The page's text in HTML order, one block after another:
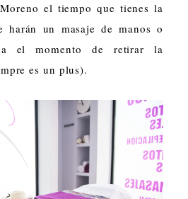
el tiempo que tienes la
harán un masaje de manos o
el momento de retirar la
es un plus).